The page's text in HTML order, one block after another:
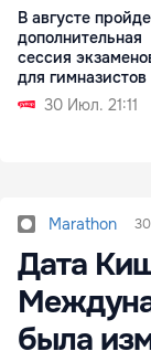
В августе
дополнительная
сессия
для гимназистов
30 Июл. 21:11
Marathon
Дата
была